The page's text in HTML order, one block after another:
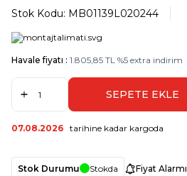
Stok Kodu: MB01139L020244
Havale fiyatı : 1.805,85 TL %5 extra indirim
SEPETE EKLE
07.08.2026 tarihine kadar kargoda
Stok Durumu Stokda Fiyat Alarmı